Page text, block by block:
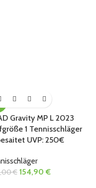
Gravity MP L 2023
1 Tennisschläger
UVP: 250€
€ 154,90€